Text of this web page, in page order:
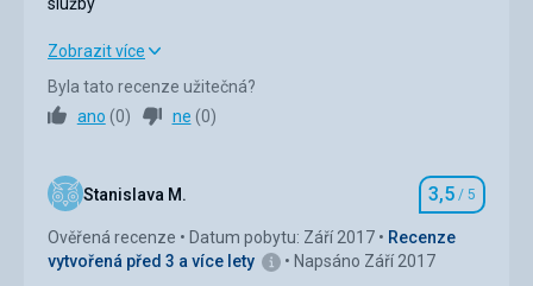
Cena
Pláž
Dostupnost pláže výborná, čistota vody špatná, čistota
pláže podprůměrná.
Strava vlastní, stravování v restauracích velmi dobré dle
očekávání..
Ubytování
Dojem z pokoje nedobrý, zchátralé vybavení, nedbale
Velmi pěkné místo, chutné jídlo v restauracích, dobré
Ubytování
Služby 4,0/ 5
Cena
Zobrazit více
Byla tato recenze užitečná?
ano (0) ne (0)
Stanislava M. Hodnocení
3,5 / 5
Ověřená recenze Datum pobytu: Září 2017
Recenze
vytvořená před 3 a více lety
Napsáno Září 2017